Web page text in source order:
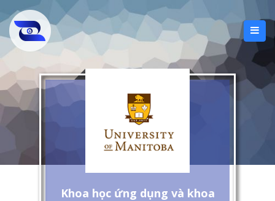
Khoa học ứng dụng và khoa